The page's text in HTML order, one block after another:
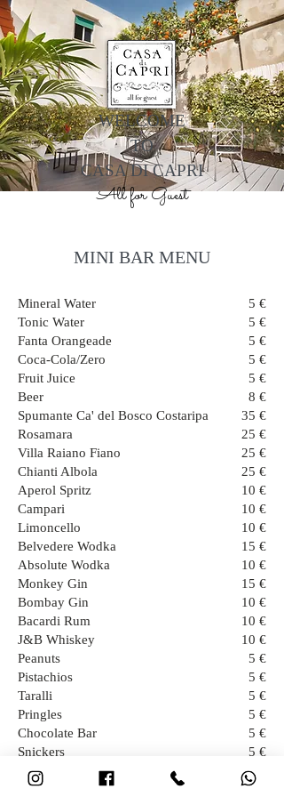
WELCOME
TO
CASA DI CAPRI
All for Guest
MINI BAR MENU
Mineral Water
Tonic Water
Fanta Orangeade
Coca-Cola/Zero
Fruit Juice
Beer
Spumante Ca' del Bosco Costaripa
Rosamara
Villa Raiano Fiano
Chianti Albola
Aperol Spritz
Campari
Limoncello
Belvedere Wodka
Absolute Wodka
Monkey Gin
Bombay Gin
Bacardi Rum
J&B Whiskey
Peanuts
Pistachios
Taralli
Pringles
Chocolate Bar
Snickers
M&M's
5 €
5 €
5 €
5 €
5 €
8 €
35 €
25 €
25 €
25 €
10 €
10 €
10 €
15 €
10 €
15 €
10 €
10 €
10 €
5 €
5 €
5 €
5 €
5 €
5 €
5 €